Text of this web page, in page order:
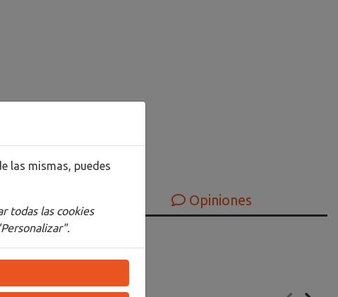
Opiniones
las mismas, puedes
todas las cookies